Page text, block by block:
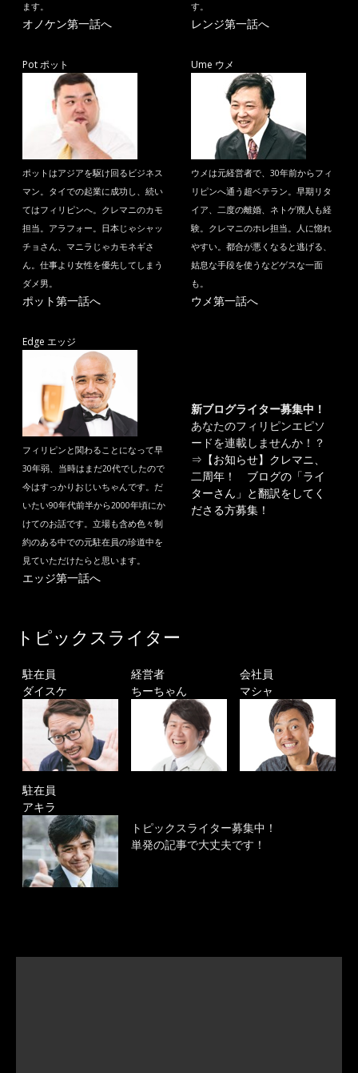
ます。
オノケン第一話へ
す。
レンジ第一話へ
Pot ポット
ポットはアジアを駆け回るビジネス
マン。タイでの起業に成功し、続い
てはフィリピンへ。クレマニのカモ
担当。アラフォー。日本じゃシャッ
チョさん、マニラじゃカモネギさ
ん。仕事より女性を優先してしまう
ダメ男。
ポット第一話へ
Ume ウメ
ウメは元経営者で、30年前からフィ
リピンへ通う超ベテラン。早期リタ
イア、二度の離婚、ネトゲ廃人も経
験。クレマニのホレ担当。人に惚れ
やすい。都合が悪くなると逃げる、
姑息な手段を使うなどゲスな一面
も。
ウメ第一話へ
Edge エッジ
フィリピンと関わることになって早
30年弱、当時はまだ20代でしたので
今はすっかりおじいちゃんです。だ
いたい90年代前半から2000年頃にか
けてのお話です。立場も含め色々制
約のある中での元駐在員の珍道中を
見ていただけたらと思います。
エッジ第一話へ
新ブログライター募集中！
あなたのフィリピンエピソ
ードを連載しませんか！？
⇒ 【お知らせ】クレマニ、
二周年！ ブログの「ライ
ターさん」と翻訳をしてく
ださる方募集！
トピックスライター
駐在員
ダイスケ
経営者
ちーちゃん
会社員
マシャ
駐在員
アキラ
トピックスライター募集中！
単発の記事で大丈夫です！